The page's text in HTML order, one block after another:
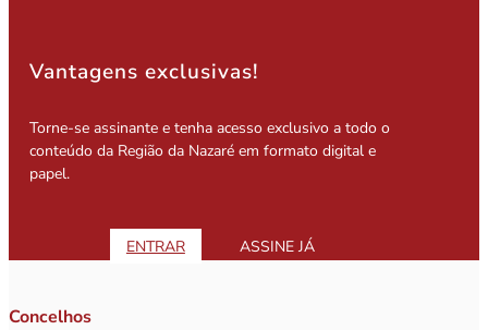
Vantagens exclusivas!
Torne-se assinante e tenha acesso exclusivo a todo o
conteúdo da Região da Nazaré em formato digital e
papel.
ENTRAR ASSINE JÁ
Concelhos